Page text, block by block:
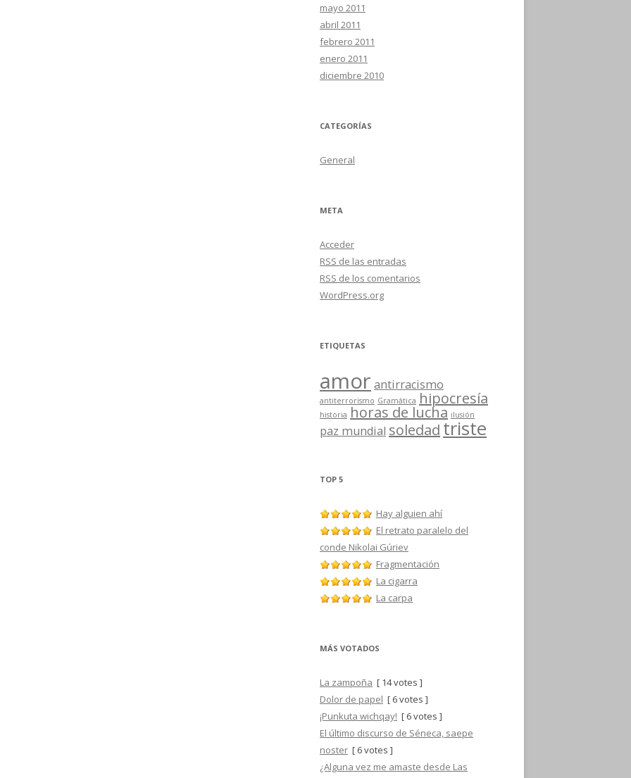
mayo 2011
abril 2011
febrero 2011
enero 2011
diciembre 2010
CATEGORÍAS
General
META
Acceder
RSS de las entradas
RSS de los comentarios
WordPress.org
ETIQUETAS
amor antirracismo
antiterrorismo Gramática hipocresía
historia horas de lucha ilusión
paz mundial soledad triste
TOP 5
Hay alguien ahí
El retrato paralelo del
conde Nikolai Gúriev
Fragmentación
La cigarra
La carpa
MÁS VOTADOS
La zampoña [ 14 votes ]
Dolor de papel [ 6 votes ]
¡Punkuta wichqay! [ 6 votes ]
El último discurso de Séneca, saepe
noster [ 6 votes ]
¿Alguna vez me amaste desde Las